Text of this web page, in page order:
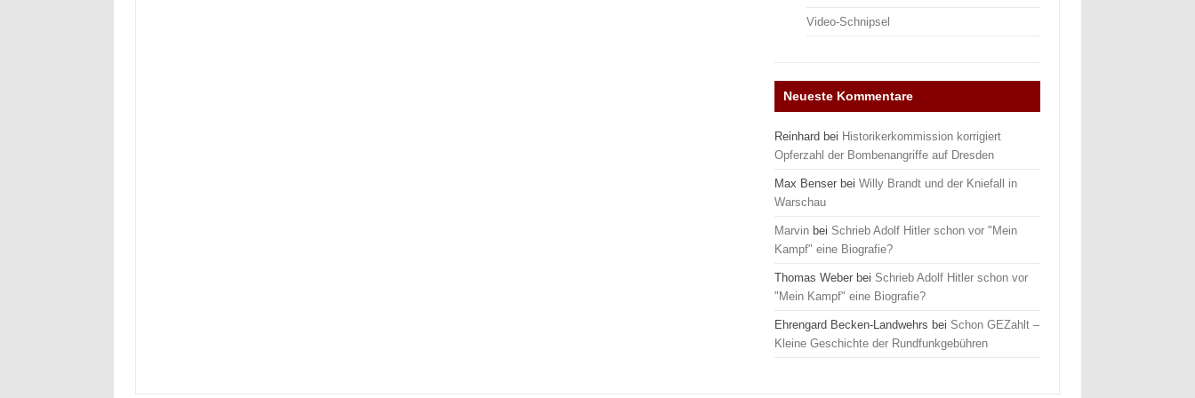
Video-Schnipsel
Neueste Kommentare
Reinhard bei Historikerkommission korrigiert
Opferzahl der Bombenangriffe auf Dresden
Max Benser beiWilly Brandt und der Kniefall in
Warschau
Marvin bei Schrieb Adolf Hitler schon vor "Mein
Kampf" eine Biografie?
Thomas Weber bei Schrieb Adolf Hitler schon vor
"Mein Kampf" eine Biografie?
Ehrengard Becken-Landwehrs bei Schon GEZahlt –
Kleine Geschichte der Rundfunkgebühren